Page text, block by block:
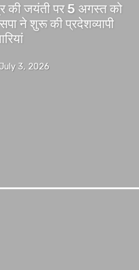
की जयंती पर 5 अगस्त को
ने शुरू की प्रदेशव्यापी
July 3, 2026